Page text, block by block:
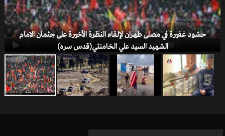
العلویون
00:00 -00:19
حشود غفيرة في مصلى طهران لإلقاء النظرة الأخيرة على جثمان الامام
الشهيد السيد علي الخامنئي(قدس سره)